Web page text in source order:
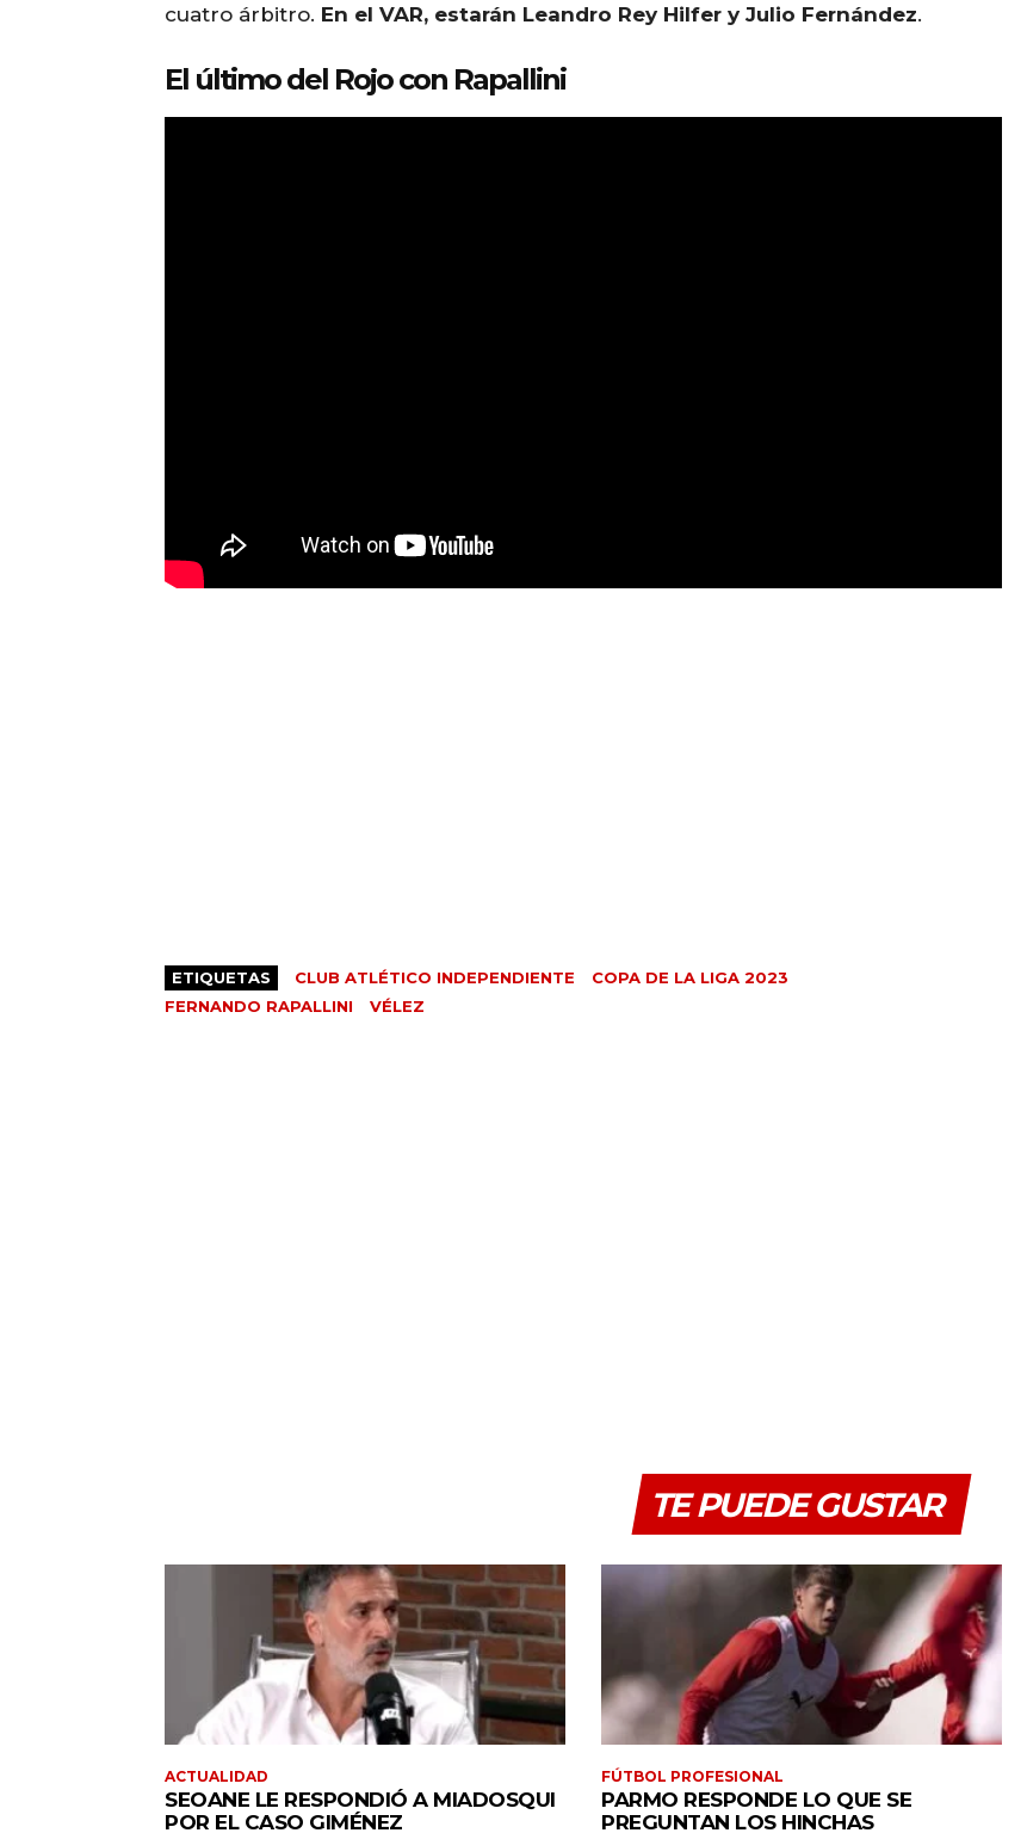
cuatro árbitro. En el VAR, estarán Leandro Rey Hilfer y Julio Fernández.
El último del Rojo con Rapallini
ETIQUETAS CLUB ATLÉTICO INDEPENDIENTE
COPA DE LA LIGA 2023
FERNANDO RAPALLINI
VÉLEZ
TE PUEDE GUSTAR
ACTUALIDAD
SEOANE LE RESPONDIÓ A MIADOSQUI
POR EL CASO GIMÉNEZ
FÚTBOL PROFESIONAL
PARMO RESPONDE LO QUE SE
PREGUNTAN LOS HINCHAS